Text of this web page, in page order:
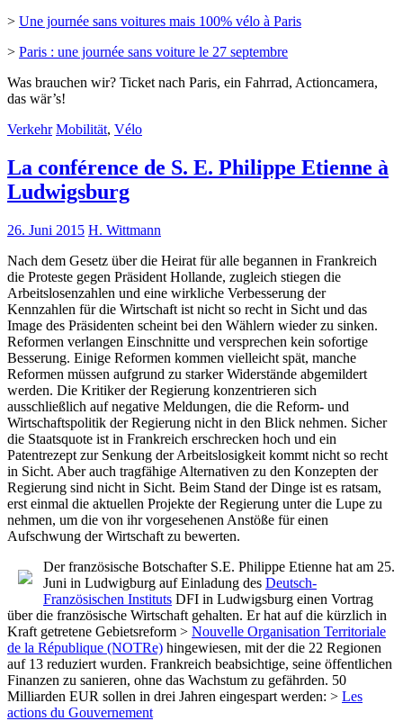
> Une journée sans voitures mais 100% vélo à Paris
> Paris : une journée sans voiture le 27 septembre
Was brauchen wir? Ticket nach Paris, ein Fahrrad, Actioncamera,
das wär’s!
Verkehr Mobilität, Vélo
La conférence de S. E. Philippe Etienne à
Ludwigsburg
26. Juni 2015 H. Wittmann
Nach dem Gesetz über die Heirat für alle begannen in Frankreich
die Proteste gegen Präsident Hollande, zugleich stiegen die
Arbeitslosenzahlen und eine wirkliche Verbesserung der
Kennzahlen für die Wirtschaft ist nicht so recht in Sicht und das
Image des Präsidenten scheint bei den Wählern wieder zu sinken.
Reformen verlangen Einschnitte und versprechen kein sofortige
Besserung. Einige Reformen kommen vielleicht spät, manche
Reformen müssen aufgrund zu starker Widerstände abgemildert
werden. Die Kritiker der Regierung konzentrieren sich
ausschließlich auf negative Meldungen, die die Reform- und
Wirtschaftspolitik der Regierung nicht in den Blick nehmen. Sicher
die Staatsquote ist in Frankreich erschrecken hoch und ein
Patentrezept zur Senkung der Arbeitslosigkeit kommt nicht so recht
in Sicht. Aber auch tragfähige Alternativen zu den Konzepten der
Regierung sind nicht in Sicht. Beim Stand der Dinge ist es ratsam,
erst einmal die aktuellen Projekte der Regierung unter die Lupe zu
nehmen, um die von ihr vorgesehenen Anstöße für einen
Aufschwung der Wirtschaft zu bewerten.
Der französische Botschafter S.E. Philippe Etienne hat am 25.
Juni in Ludwigburg auf Einladung des Deutsch-
Französischen Instituts DFI in Ludwigsburg einen Vortrag
über die französische Wirtschaft gehalten. Er hat auf die kürzlich in
Kraft getretene Gebietsreform > Nouvelle Organisation Territoriale
de la République (NOTRe) hingewiesen, mit der die 22 Regionen
auf 13 reduziert wurden. Frankreich beabsichtige, seine öffentlichen
Finanzen zu sanieren, ohne das Wachstum zu gefährden. 50
Milliarden EUR sollen in drei Jahren eingespart werden: > Les
actions du Gouvernement